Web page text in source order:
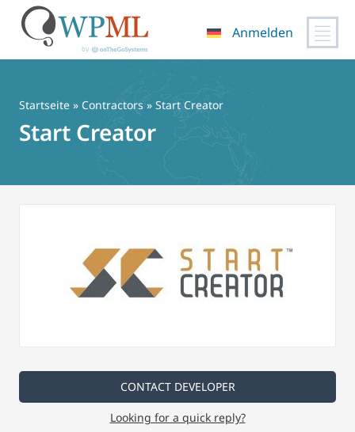
springen
Anmelden
Startseite » Contractors» Start Creator
Start Creator
CONTACT DEVELOPER
Looking for a quick reply?